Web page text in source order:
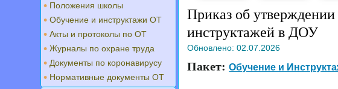
Приказ об
инструктажей в ДОУ
Обновлено:02.07.2026
Пакет:Обучение и
Положения школы
Обучение и инструктажи ОТ
Акты и протоколы по ОТ
Журналы по охране труда
Документы по коронавирусу
Нормативные документы ОТ